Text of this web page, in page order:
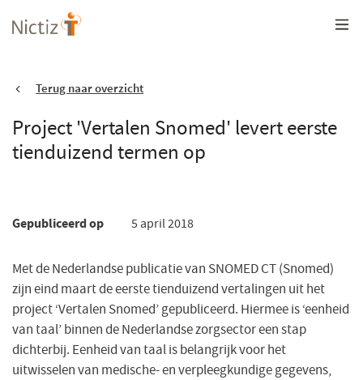
Overslaan
en
gaanTerug naar overzicht
Project 'Vertalen Snomed' levert eerste
tienduizend termen op
Gepubliceerd op 5 april 2018
Met de Nederlandse publicatie van SNOMED CT (Snomed)
zijn eind maart de eerste tienduizend vertalingen uit het
project ‘Vertalen Snomed’ gepubliceerd. Hiermee is ‘eenheid
van taal’ binnen de Nederlandse zorgsector een stap
dichterbij. Eenheid van taal is belangrijk voor het
uitwisselen van medische- en verpleegkundige gegevens,